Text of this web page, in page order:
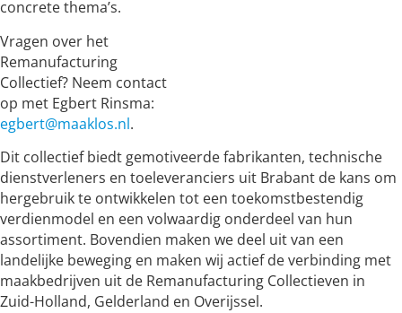
concrete thema’s.
Vragen over het
Remanufacturing
Collectief? Neem contact
op met Egbert Rinsma:
egbert@maaklos.nl.
Dit collectief biedt gemotiveerde fabrikanten, technische
dienstverleners en toeleveranciers uit Brabant de kans om
hergebruik te ontwikkelen tot een toekomstbestendig
verdienmodel en een volwaardig onderdeel van hun
assortiment. Bovendien maken we deel uit van een
landelijke beweging en maken wij actief de verbinding met
maakbedrijven uit de Remanufacturing Collectieven in
Zuid-Holland, Gelderland en Overijssel.